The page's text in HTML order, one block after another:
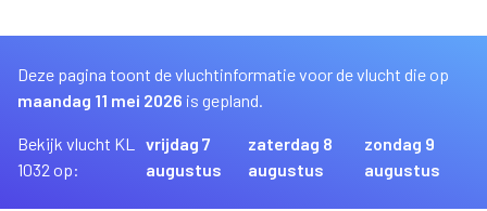
Deze pagina toont de vluchtinformatie voor de vlucht die op
maandag 11 mei 2026 is gepland.
Bekijk vlucht KL
1032 op:
vrijdag 7
augustus
zaterdag 8
augustus
zondag 9
augustus